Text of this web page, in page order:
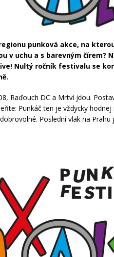
regionu punková akce, na
v uchu a s barevným čírem?
Nultý ročník festivalu se
Raďouch DC a Mrtví jdou.
Punkáč ten je vždycky hodnej
Poslední vlak na